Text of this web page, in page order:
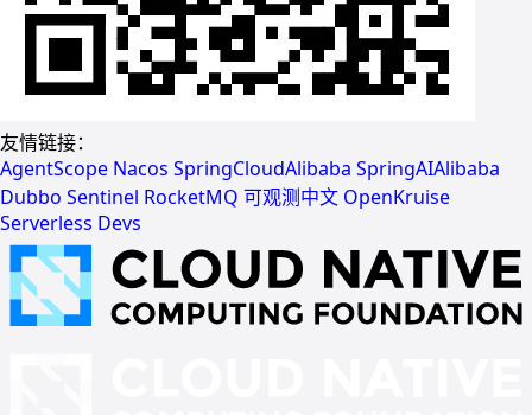
友情链接：
AgentScope Nacos SpringCloudAlibaba SpringAIAlibaba
Dubbo Sentinel RocketMQ 可观测中文 OpenKruise
Serverless Devs